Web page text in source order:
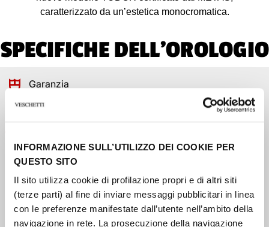
INFORMAZIONE SULL’UTILIZZO DEI COOKIE PER
QUESTO SITO
Il sito utilizza cookie di profilazione propri e di altri siti
(terze parti) al fine di inviare messaggi pubblicitari in linea
con le preferenze manifestate dall’utente nell’ambito della
navigazione in rete. La prosecuzione della navigazione
caratterizzato da un’estetica monocromatica.
SPECIFICHE DELL'OROLOGIO
Garanzia
Impermeabile fino a 200 metri
Cassa
Cassa in acciaio, 41 mm, finitura lucida e satinata